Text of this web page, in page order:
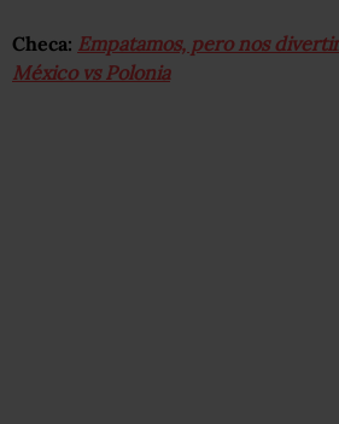
Checa: Empatamos, pero nos
México vs Polonia